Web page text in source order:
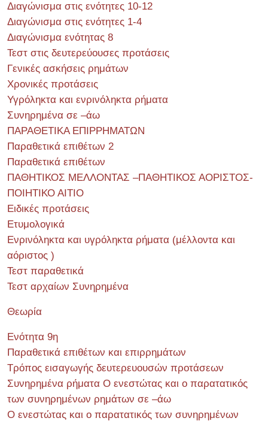
Διαγώνισμα στις ενότητες 10-12
Διαγώνισμα στις ενότητες 1-4
Διαγώνισμα ενότητας 8
Τεστ στις δευτερεύουσες προτάσεις
Γενικές ασκήσεις ρημάτων
Χρονικές προτάσεις
Υγρόληκτα και ενρινόληκτα ρήματα
Συνηρημένα σε –άω
ΠΑΡΑΘΕΤΙΚΑ ΕΠΙΡΡΗΜΑΤΩΝ
Παραθετικά επιθέτων 2
Παραθετικά επιθέτων
ΠΑΘΗΤΙΚΟΣ ΜΕΛΛΟΝΤΑΣ –ΠΑΘΗΤΙΚΟΣ ΑΟΡΙΣΤΟΣ-
ΠΟΙΗΤΙΚΟ ΑΙΤΙΟ
Ειδικές προτάσεις
Ετυμολογικά
Ενρινόληκτα και υγρόληκτα ρήματα (μέλλοντα και
αόριστος )
Τεστ παραθετικά
Τεστ αρχαίων Συνηρημένα
Θεωρία
Ενότητα 9η
Παραθετικά επιθέτων και επιρρημάτων
Τρόπος εισαγωγής δευτερευουσών προτάσεων
Συνηρημένα ρήματα Ο ενεστώτας και ο παρατατικός
των συνηρημένων ρημάτων σε –άω
Ο ενεστώτας και ο παρατατικός των συνηρημένων